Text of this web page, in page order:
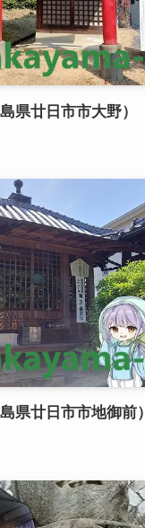
県廿日市市大野）
県廿日市市地御前）